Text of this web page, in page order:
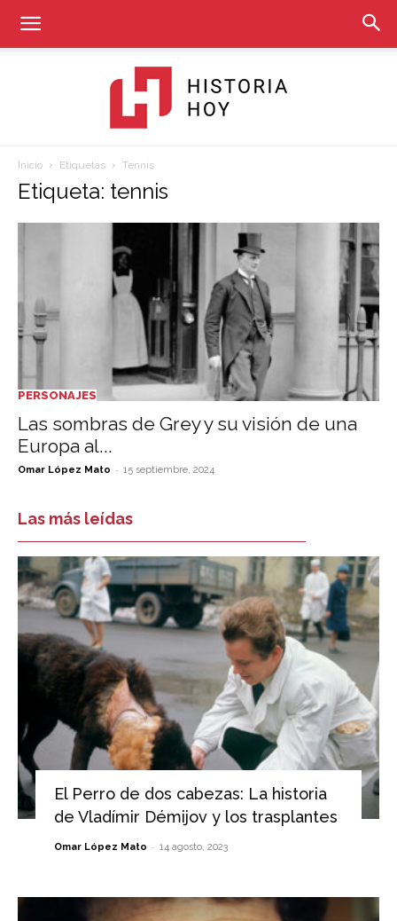
Inicio Etiquetas Tennis
Etiqueta: tennis
PERSONAJES
Las sombras de Grey y su visión de una
Europa al...
Omar López Mato - 15 septiembre, 2024
Las más leídas
El Perro de dos cabezas: La historia
de Vladímir Démijov y los trasplantes
Omar López Mato - 14 agosto, 2023